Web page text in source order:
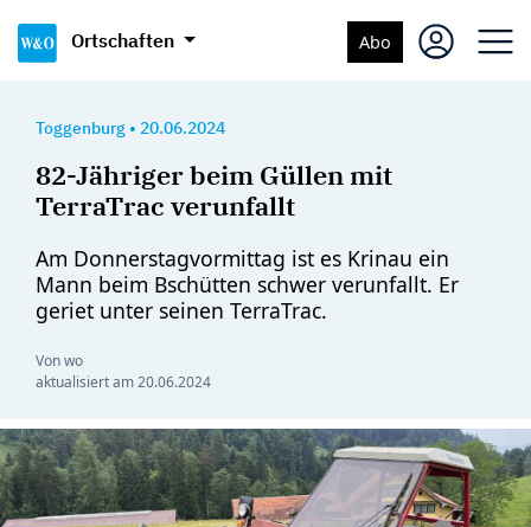
Ortschaften Abo
Toggenburg • 20.06.2024
82-Jähriger beim Güllen mit
TerraTrac verunfallt
Am Donnerstagvormittag ist es Krinau ein
Mann beim Bschütten schwer verunfallt. Er
geriet unter seinen TerraTrac.
Von wo
aktualisiert am20.06.2024